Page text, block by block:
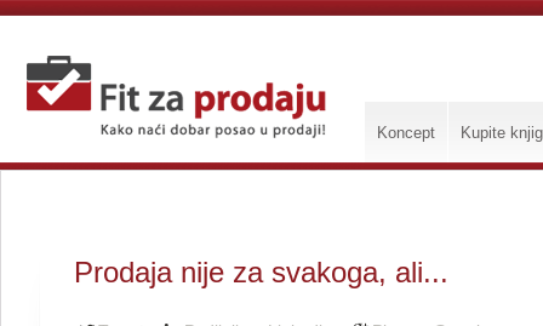
Koncept Kupite
Prodaja nije za svakoga, ali...